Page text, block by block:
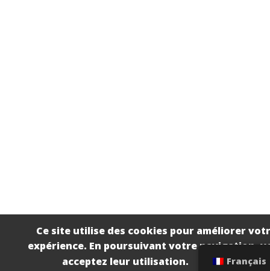
Ce site utilise des cookies pour améliorer
expérience. En poursuivant votre navigation,
acceptez leur utilisation.
AccepterFrançais